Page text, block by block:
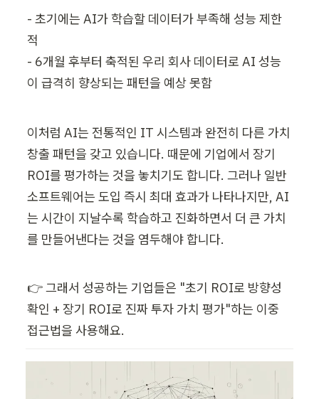
- 초기에는 AI가 학습할 데이터가 부족해 성능 제한
적
- 6개월 후부터 축적된 우리 회사 데이터로 AI 성능
이 급격히 향상되는 패턴을 예상 못함
이처럼 AI는 전통적인 IT 시스템과 완전히 다른 가치
창출 패턴을 갖고 있습니다. 때문에 기업에서 장기
ROI를 평가하는 것을 놓치기도 합니다. 그러나 일반
소프트웨어는 도입 즉시 최대 효과가 나타나지만, AI
는 시간이 지날수록 학습하고 진화하면서 더 큰 가치
를 만들어낸다는 것을 염두해야 합니다.
👉 그래서 성공하는 기업들은 "초기 ROI로 방향성
확인 + 장기 ROI로 진짜 투자 가치 평가"하는 이중
접근법을 사용해요.